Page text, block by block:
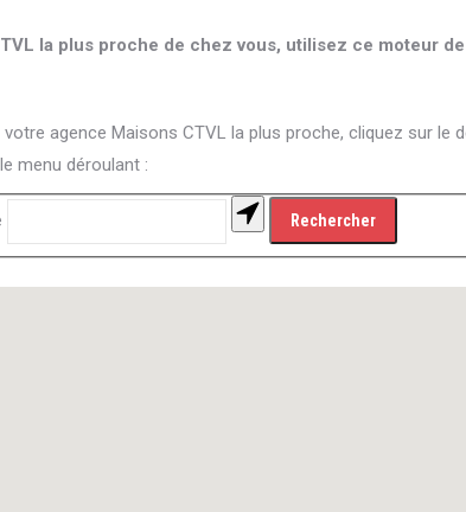
la plus proche de chez vous, utilisez ce moteur
agence Maisons CTVL la plus proche, cliquez sur le
menu déroulant :